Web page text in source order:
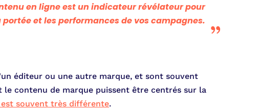
en ligne est un indicateur révélateur pour
et les performances de vos campagnes.
éditeur ou une autre marque, et sont souvent
contenu de marque puissent être centrés sur la
souvent très différente.